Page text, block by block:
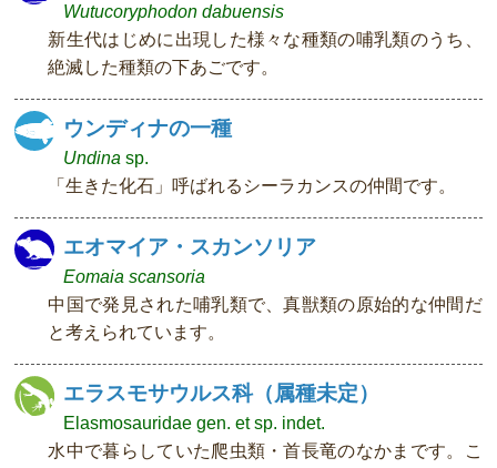
Wutucoryphodon dabuensis
新生代はじめに出現した様々な種類の哺乳類のうち、
絶滅した種類の下あごです。
ウンディナの一種
Undina sp.
「生きた化石」呼ばれるシーラカンスの仲間です。
エオマイア・スカンソリア
Eomaia scansoria
中国で発見された哺乳類で、真獣類の原始的な仲間だ
と考えられています。
エラスモサウルス科（属種未定）
Elasmosauridae gen. et sp. indet.
水中で暮らしていた爬虫類・首長竜のなかまです。こ